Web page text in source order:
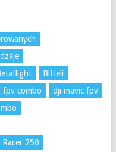
BlHeli
fpv combo
dji mavic fpv
Racer 250